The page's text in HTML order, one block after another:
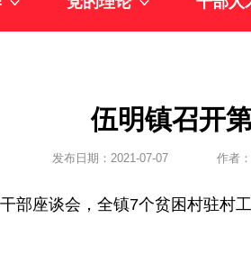
伍明镇召开
发布日期： 2021-07-07 作者：
部座谈会，全镇7个贫困村驻村